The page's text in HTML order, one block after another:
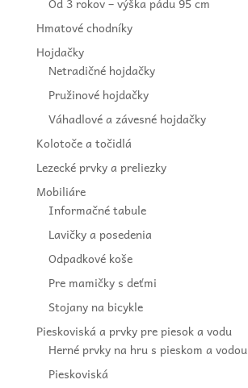
Hmatové chodníky
Hojdačky
Netradičné hojdačky
Pružinové hojdačky
Váhadlové a závesné hojdačky
Kolotoče a točidlá
Lezecké prvky a preliezky
Mobiliáre
Informačné tabule
Lavičky a posedenia
Odpadkové koše
Pre mamičky s deťmi
Stojany na bicykle
Pieskoviská a prvky pre piesok a vodu
Herné prvky na hru s pieskom a vodou
Pieskoviská